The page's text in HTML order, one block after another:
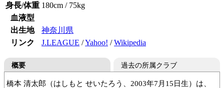
身長/体重 180cm / 75kg
血液型
出生地
神奈川県
リンク
J.LEAGUE /Yahoo! /Wikipedia
概要
橋本 清太郎（はしもと せいたろう、2003年7月15日生）は、
過去の所属クラブ